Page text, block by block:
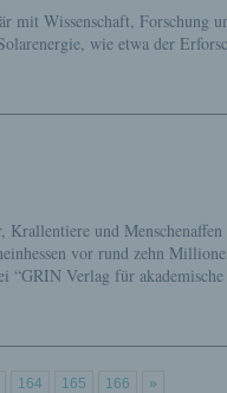
mit Wissenschaft, Forschung
wie etwa der
Krallentiere und Menschenaffen
vor rund zehn
“GRIN Verlag für akademische
164 165 166 »